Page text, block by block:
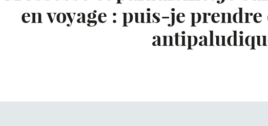
en voyage : puis-je